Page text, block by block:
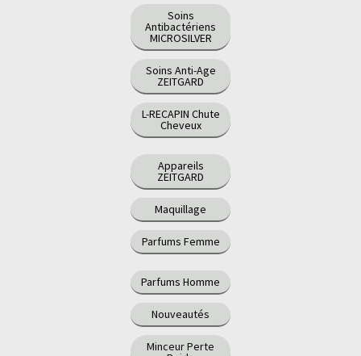
Soins
Antibactériens
MICROSILVER
Soins Anti-Age
ZEITGARD
L-RECAPIN Chute
Cheveux
Appareils
ZEITGARD
Maquillage
Parfums Femme
Parfums Homme
Nouveautés
Minceur Perte